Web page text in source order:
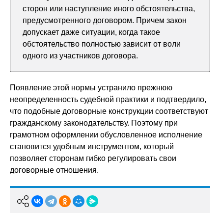
сторон или наступление иного обстоятельства,
предусмотренного договором. Причем закон
допускает даже ситуации, когда такое
обстоятельство полностью зависит от воли
одного из участников договора.
Появление этой нормы устранило прежнюю
неопределенность судебной практики и подтвердило,
что подобные договорные конструкции соответствуют
гражданскому законодательству. Поэтому при
грамотном оформлении обусловленное исполнение
становится удобным инструментом, который
позволяет сторонам гибко регулировать свои
договорные отношения.